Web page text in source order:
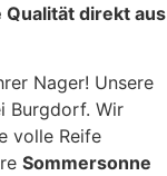
direkt aus
Nager! Unsere
Burgdorf. Wir
volle Reife
Sommersonne